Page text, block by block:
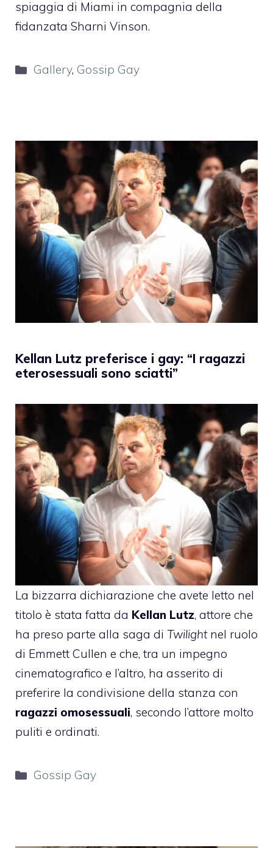
spiaggia di Miami in compagnia della
fidanzata Sharni Vinson.
Categorie
Gallery, Gossip Gay
Kellan Lutz preferisce i gay: “I ragazzi
eterosessuali sono sciatti”
La bizzarra dichiarazione che avete letto nel
titolo è stata fatta da Kellan Lutz, attore che
ha preso parte alla saga di Twilightnel ruolo
di Emmett Cullen e che, tra un impegno
cinematografico e l’altro, ha asserito di
preferire la condivisione della stanza con
ragazzi omosessuali, secondo l’attore molto
puliti e ordinati.
Categorie
Gossip Gay